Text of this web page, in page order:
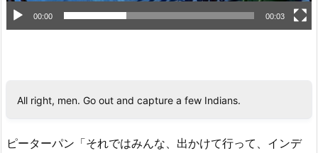
00:00 00:03
All right, men. Go out and capture a few Indians.
ピーターパン「それではみんな、出かけて行って、インデ